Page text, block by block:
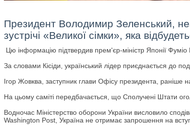
Президент Володимир Зеленський,
зустрічі «Великої сімки», яка
Цю інформацію підтвердив прем'єр-міністр Японії Фуміо
За словами Кісіди, український лідер приєднається до
Ігор Жовква, заступник глави Офісу президента, раніше
На цьому саміті передбачається, що Сполучені Штати
Водночас Міністерство оборони України висловило
Washington Post, Україна не отримає запрошення на